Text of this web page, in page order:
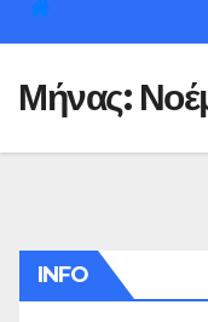
Μήνας:
INFO